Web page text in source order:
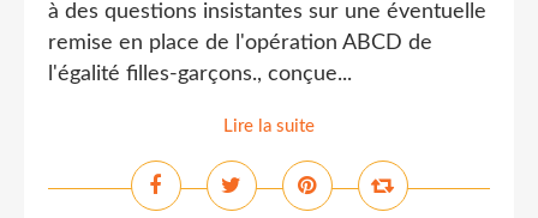
à des questions insistantes sur une éventuelle
remise en place de l'opération ABCD de
l'égalité filles-garçons., conçue...
Lire la suite